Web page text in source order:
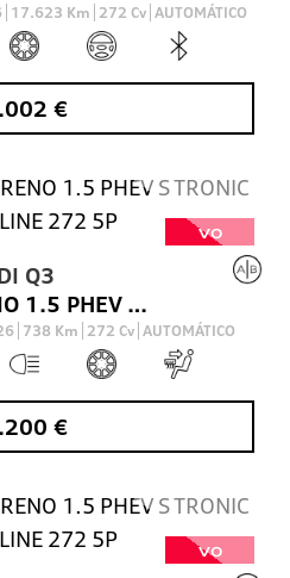
17.623 Km 272 Cv AUTOMÁTICO
€
VO
Q3
TODOTERRENO 1.5 PHEV S TRONIC BLACK LINE 272 5P
738 Km 272 Cv AUTOMÁTICO
€
VO